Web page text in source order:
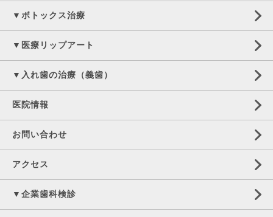
▼ボトックス治療
▼医療リップアート
▼入れ歯の治療（義歯）
医院情報
お問い合わせ
アクセス
▼企業歯科検診